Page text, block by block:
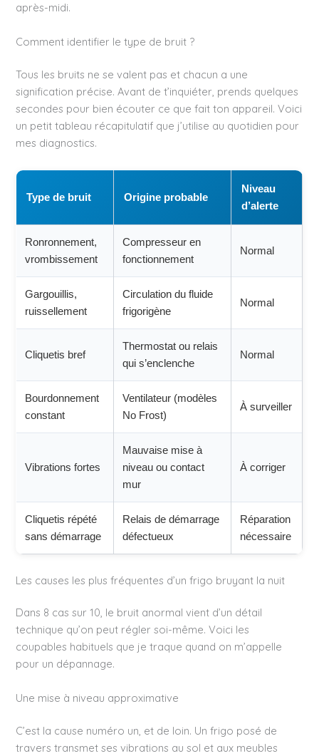
après-midi.
Comment identifier le type de bruit ?
Tous les bruits ne se valent pas et chacun a une
signification précise. Avant de t’inquiéter, prends quelques
secondes pour bien écouter ce que fait ton appareil. Voici
un petit tableau récapitulatif que j’utilise au quotidien pour
mes diagnostics.
Type de bruit Origine probable
Niveau
d’alerte
Ronronnement,
vrombissement
Compresseur en
fonctionnement
Normal
Gargouillis,
ruissellement
Circulation du fluide
frigorigène
Normal
Cliquetis bref
Thermostat ou relais
qui s’enclenche
Normal
Bourdonnement
constant
Ventilateur (modèles
No Frost)
À surveiller
Vibrations fortes
Mauvaise mise à
niveau ou contact
mur
À corriger
Cliquetis répété
sans démarrage
Relais de démarrage
défectueux
Réparation
nécessaire
Les causes les plus fréquentes d’un frigo bruyant la nuit
Dans 8 cas sur 10, le bruit anormal vient d’un détail
technique qu’on peut régler soi-même. Voici les
coupables habituels que je traque quand on m’appelle
pour un dépannage.
Une mise à niveau approximative
C’est la cause numéro un, et de loin. Un frigo posé de
travers transmet ses vibrations au sol et aux meubles